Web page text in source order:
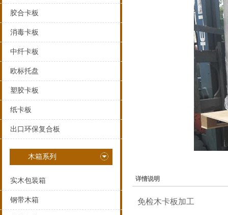
胶合卡板
消毒卡板
中纤卡板
欧标托盘
塑胶卡板
纸卡板
出口环保复合板
木箱系列
实木包装箱
钢带木箱
详情说明
免检木卡板加工